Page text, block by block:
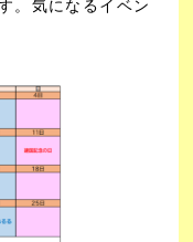
。気になるイベン